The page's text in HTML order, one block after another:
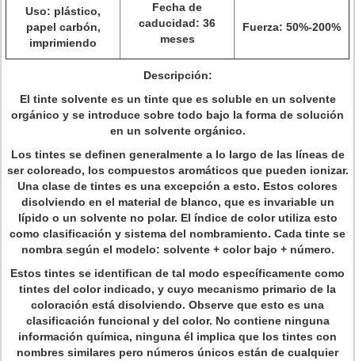
Uso: plástico,
papel carbón,
imprimiendo
Fecha de
caducidad: 36
meses
Fuerza: 50%-200%
Descripción:
El tinte solvente es un tinte que es soluble en un solvente
orgánico y se introduce sobre todo bajo la forma de solución
en un solvente orgánico.
Los tintes se definen generalmente a lo largo de las líneas de
ser coloreado, los compuestos aromáticos que pueden ionizar.
Una clase de tintes es una excepción a esto. Estos colores
disolviendo en el material de blanco, que es invariable un
lípido o un solvente no polar. El índice de color utiliza esto
como clasificación y sistema del nombramiento. Cada tinte se
nombra según el modelo: solvente + color bajo + número.
Estos tintes se identifican de tal modo específicamente como
tintes del color indicado, y cuyo mecanismo primario de la
coloración está disolviendo. Observe que esto es una
clasificación funcional y del color. No contiene ninguna
información química, ninguna él implica que los tintes con
nombres similares pero números únicos están de cualquier